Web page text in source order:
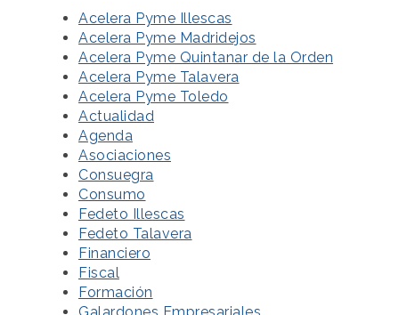
Acelera Pyme Illescas
Acelera Pyme Madridejos
Acelera Pyme Quintanar de la Orden
Acelera Pyme Talavera
Acelera Pyme Toledo
Actualidad
Agenda
Asociaciones
Consuegra
Consumo
Fedeto Illescas
Fedeto Talavera
Financiero
Fiscal
Formación